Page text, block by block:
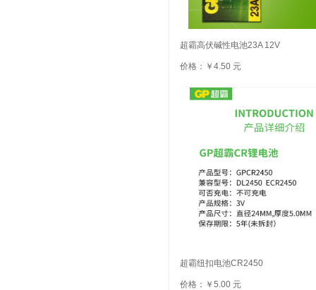
超霸高伏碱性电池23A 12V
价格：￥4.50 元
超霸纽扣电池CR2450
价格：￥5.00 元